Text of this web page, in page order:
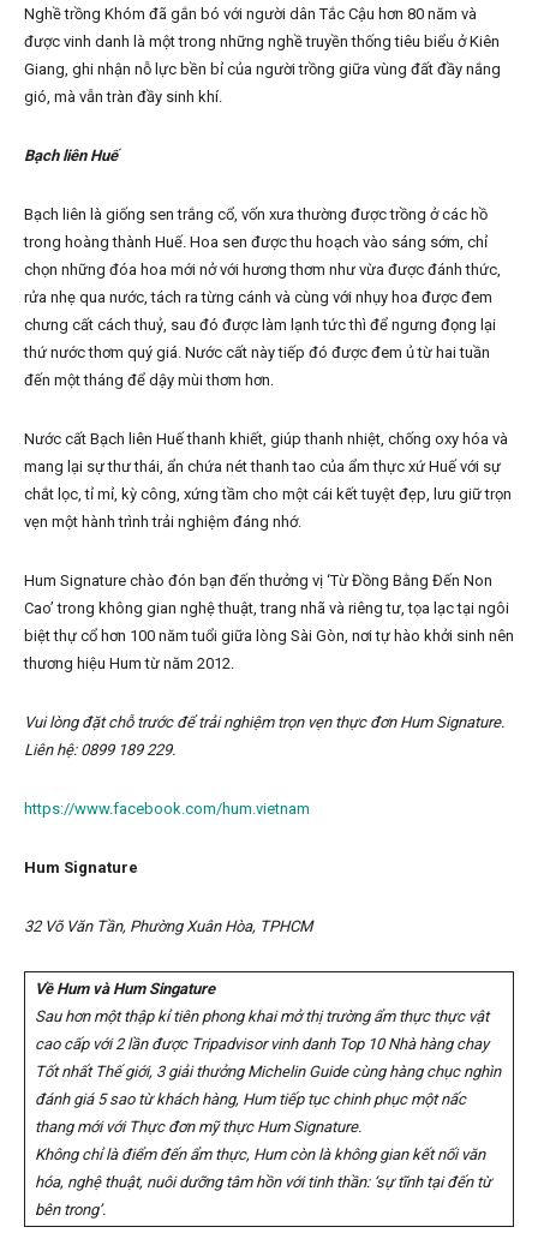
Nghề trồng Khóm đã gắn bó với người dân Tắc Cậu hơn 80 năm và
được vinh danh là một trong những nghề truyền thống tiêu biểu ở Kiên
Giang, ghi nhận nỗ lực bền bỉ của người trồng giữa vùng đất đầy nắng
gió, mà vẫn tràn đầy sinh khí.
Bạch liên Huế
Bạch liên là giống sen trắng cổ, vốn xưa thường được trồng ở các hồ
trong hoàng thành Huế. Hoa sen được thu hoạch vào sáng sớm, chỉ
chọn những đóa hoa mới nở với hương thơm như vừa được đánh thức,
rửa nhẹ qua nước, tách ra từng cánh và cùng với nhụy hoa được đem
chưng cất cách thuỷ, sau đó được làm lạnh tức thì để ngưng đọng lại
thứ nước thơm quý giá. Nước cất này tiếp đó được đem ủ từ hai tuần
đến một tháng để dậy mùi thơm hơn.
Nước cất Bạch liên Huế thanh khiết, giúp thanh nhiệt, chống oxy hóa và
mang lại sự thư thái, ẩn chứa nét thanh tao của ẩm thực xứ Huế với sự
chắt lọc, tỉ mỉ, kỳ công, xứng tầm cho một cái kết tuyệt đẹp, lưu giữ trọn
vẹn một hành trình trải nghiệm đáng nhớ.
Hum Signature chào đón bạn đến thưởng vị ‘Từ Đồng Bằng Đến Non
Cao’ trong không gian nghệ thuật, trang nhã và riêng tư, tọa lạc tại ngôi
biệt thự cổ hơn 100 năm tuổi giữa lòng Sài Gòn, nơi tự hào khởi sinh nên
thương hiệu Hum từ năm 2012.
Vui lòng đặt chỗtrước đểtrải nghiệm trọn vẹn thực đơn Hum Signature.
Liên hệ: 0899 189 229.
https://www.facebook.com/hum.vietnam
Hum Signature
32 Võ Văn Tần, Phường Xuân Hòa, TPHCM
Về Hum và Hum Singature
Sau hơn một thập kỉ tiên phong khai mở thị trường ẩm thực thực vật
cao cấp với 2 lần được Tripadvisor vinh danh Top 10 Nhà hàng chay
Tốt nhất Thế giới, 3 giải thưởng Michelin Guide cùng hàng chục nghìn
đánh giá 5 sao từ khách hàng, Hum tiếp tục chinh phục một nấc
thang mới với Thực đơn mỹ thực Hum Signature.
Không chỉ là điểm đến ẩm thực, Hum còn là không gian kết nối văn
hóa, nghệ thuật, nuôi dưỡng tâm hồn với tinh thần: ‘sự tĩnh tại đến từ
bên trong’.